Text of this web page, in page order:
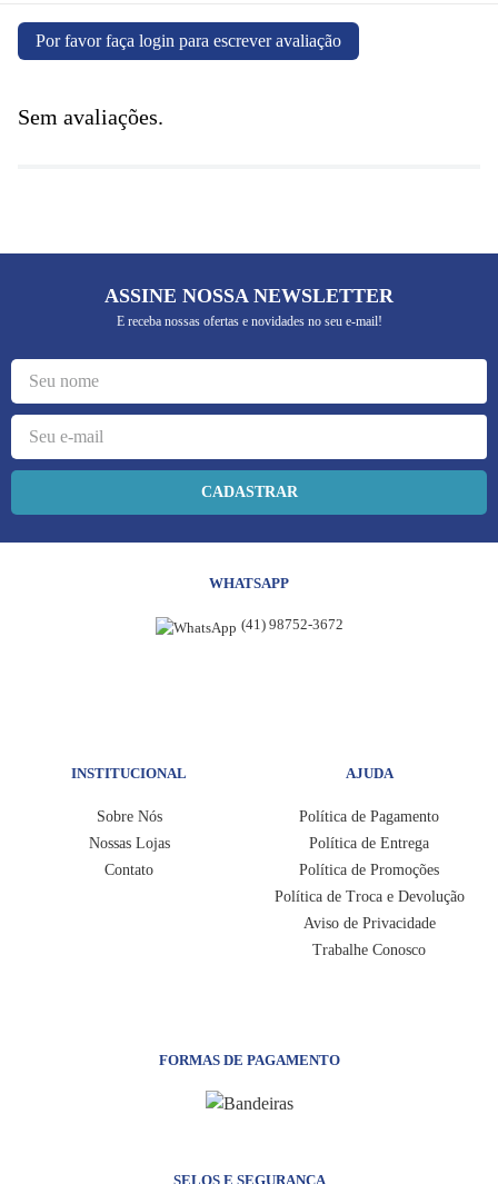
Por favor faça login para escrever avaliação
Sem avaliações.
ASSINE NOSSA NEWSLETTER
E receba nossas ofertas e novidades no seu e-mail!
CADASTRAR
WHATSAPP
(41) 98752-3672
INSTITUCIONAL
Sobre Nós
Nossas Lojas
Contato
AJUDA
Política de Pagamento
Política de Entrega
Política de Promoções
Política de Troca e Devolução
Aviso de Privacidade
Trabalhe Conosco
FORMAS DE PAGAMENTO
SELOS E SEGURANÇA